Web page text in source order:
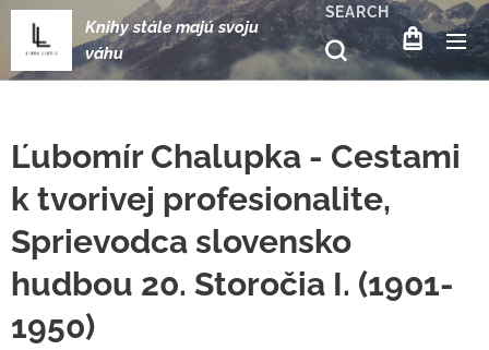
Knihy stále majú svoju
váhu
SEARCH
Ľubomír Chalupka - Cestami
k tvorivej profesionalite,
Sprievodca slovensko
hudbou 20. Storočia I. (1901-
1950)